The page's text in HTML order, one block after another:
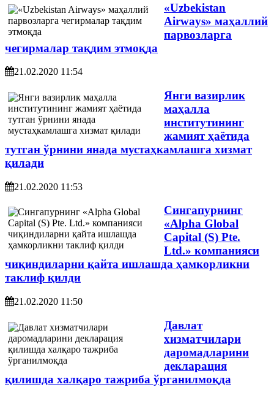
«Uzbekistan
Airways» маҳаллий
парвозларга
чегирмалар тақдим этмоқда
21.02.2020 11:54
Янги вазирлик
маҳалла
институтининг
жамият ҳаётида
тутган ўрнини янада мустаҳкамлашга хизмат
қилади
21.02.2020 11:53
Сингапурнинг
«Аlpha Global
Capital (S) Pte.
Ltd.» компанияси
чиқиндиларни қайта ишлашда ҳамкорликни
таклиф қилди
21.02.2020 11:50
Давлат
хизматчилари
даромадларини
декларация
қилишда халқаро тажриба ўрганилмоқда